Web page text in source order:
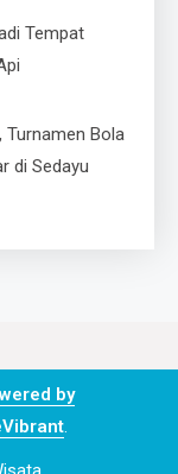
Tempat
Turnamen Bola
di Sedayu
by
.